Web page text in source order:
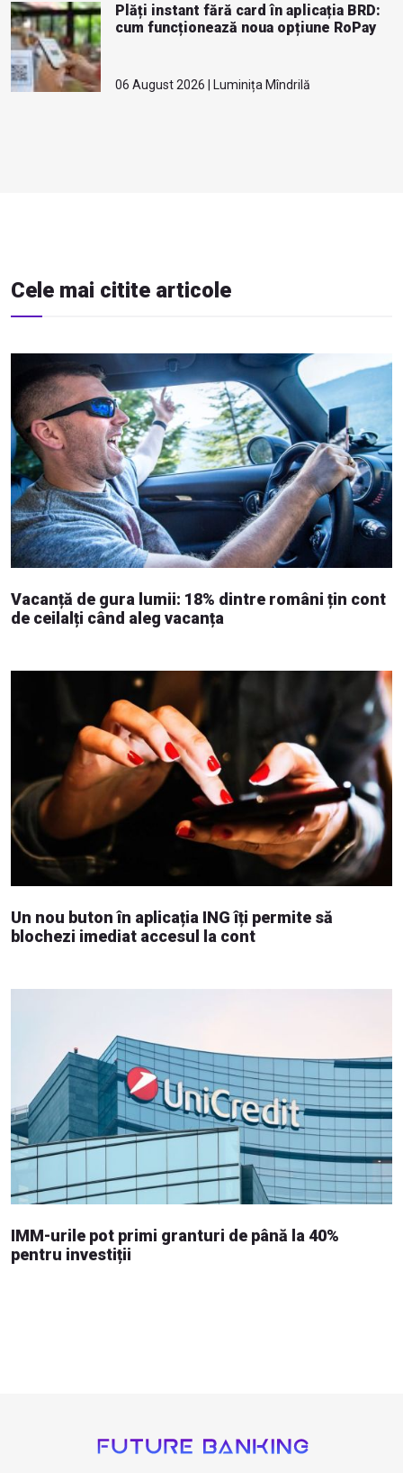
Plăți instant fără card în aplicația BRD:
cum funcționează noua opțiune RoPay
06 August 2026 | Luminița Mîndrilă
Cele mai citite articole
Vacanță de gura lumii: 18% dintre români țin cont
de ceilalți când aleg vacanța
Un nou buton în aplicația ING îți permite să
blochezi imediat accesul la cont
IMM-urile pot primi granturi de până la 40%
pentru investiții